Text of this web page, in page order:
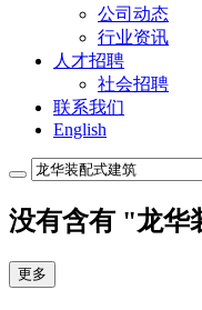
公司动态
行业资讯
人才招聘
社会招聘
联系我们
English
没有含有 "龙华
更多